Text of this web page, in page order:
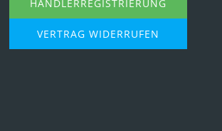
HÄNDLERREGISTRIERUNG
VERTRAG WIDERRUFEN